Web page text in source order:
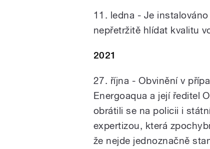
11. ledna - Je
nepřetržitě hlídat kvalitu
2021
27. října - Obvinění v
Energoaqua a její ředitel
obrátili se na policii i
expertizou, která
že nejde jednoznačně